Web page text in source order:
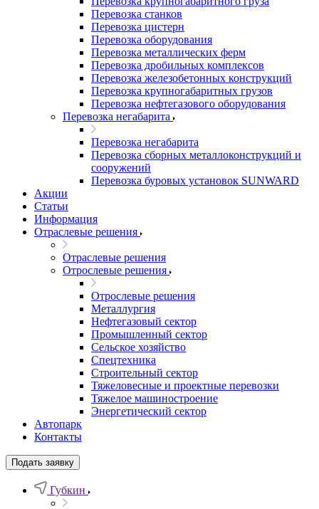
Перевозка станков
Перевозка цистерн
Перевозка оборудования
Перевозка металлических ферм
Перевозка дробильных комплексов
Перевозка железобетонных конструкций
Перевозка крупногабаритных грузов
Перевозка нефтегазового оборудования
Перевозка негабарита
Перевозка негабарита
Перевозка сборных металлоконструкций и
сооружений
Перевозка буровых установок SUNWARD
Акции
Статьи
Информация
Отраслевые решения
Отраслевые решения
Отрослевые решения
Отрослевые решения
Металлургия
Нефтегазовый сектор
Промышленный сектор
Сельское хозяйство
Спецтехника
Строительный сектор
Тяжеловесные и проектные перевозки
Тяжелое машиностроение
Энергетический сектор
Автопарк
Контакты
Подать заявку
Губкин